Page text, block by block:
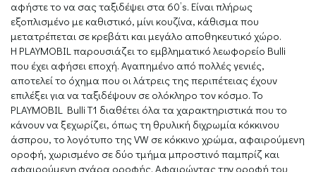
αφήστε το να σας ταξιδέψει στα 60’s. Είναι πλήρως
εξοπλισμένο με καθιστικό, μίνι κουζίνα, κάθισμα που
μετατρέπεται σε κρεβάτι και μεγάλο αποθηκευτικό χώρο.
Η PLAYMOBIL παρουσιάζει το εμβληματικό λεωφορείο Bulli
που έχει αφήσει εποχή. Αγαπημένο από πολλές γενιές,
αποτελεί το όχημα που οι λάτρεις της περιπέτειας έχουν
επιλέξει για να ταξιδέψουν σε ολόκληρο τον κόσμο. Το
PLAYMOBIL Bulli T1 διαθέτει όλα τα χαρακτηριστικά που το
κάνουν να ξεχωρίζει, όπως τη θρυλική διχρωμία κόκκινου
άσπρου, το λογότυπο της VW σε κόκκινο χρώμα, αφαιρούμενη
οροφή, χωρισμένο σε δύο τμήμα μπροστινό παμπρίζ και
αφαιρούμενη σχάρα οροφής. Αφαιρώντας την οροφή του